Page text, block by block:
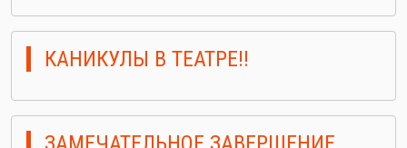
КАНИКУЛЫ В ТЕАТРЕ!!